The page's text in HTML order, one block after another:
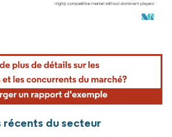
La réutilisation nécessite une attribution sous CC BY
du secteur